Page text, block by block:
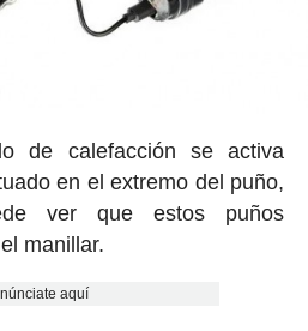
de calefacción se activa
en el extremo del puño,
ver que estos puños
manillar.
aquí